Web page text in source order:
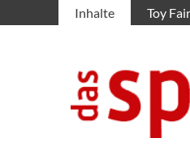
Inhalte Toy Fair